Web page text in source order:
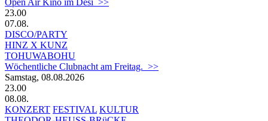
23.00
07.08.
DISCO/PARTY
HINZ X KUNZ
TOHUWABOHU
Wöchentliche Clubnacht am Freitag. >>
Samstag, 08.08.2026
23.00
08.08.
KONZERT FESTIVAL KULTUR